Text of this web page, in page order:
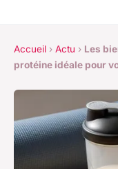
Accueil › Actu › Les
protéine idéale pour